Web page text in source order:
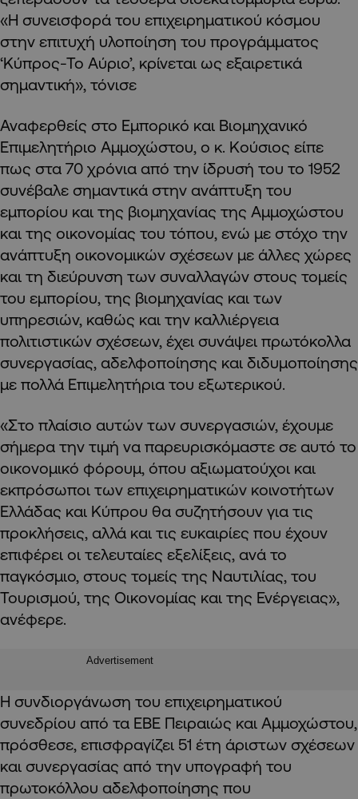
«Η συνεισφορά του επιχειρηματικού κόσμου
στην επιτυχή υλοποίηση του προγράμματος
‘Κύπρος-Το Αύριο’, κρίνεται ως εξαιρετικά
σημαντική», τόνισε
Αναφερθείς στο Εμπορικό και Βιομηχανικό
Επιμελητήριο Αμμοχώστου, ο κ. Κούσιος είπε
πως στα 70 χρόνια από την ίδρυσή του το 1952
συνέβαλε σημαντικά στην ανάπτυξη του
εμπορίου και της βιομηχανίας της Αμμοχώστου
και της οικονομίας του τόπου, ενώ με στόχο την
ανάπτυξη οικονομικών σχέσεων με άλλες χώρες
και τη διεύρυνση των συναλλαγών στους τομείς
του εμπορίου, της βιομηχανίας και των
υπηρεσιών, καθώς και την καλλιέργεια
πολιτιστικών σχέσεων, έχει συνάψει πρωτόκολλα
συνεργασίας, αδελφοποίησης και διδυμοποίησης
με πολλά Επιμελητήρια του εξωτερικού.
«Στο πλαίσιο αυτών των συνεργασιών, έχουμε
σήμερα την τιμή να παρευρισκόμαστε σε αυτό το
οικονομικό φόρουμ, όπου αξιωματούχοι και
εκπρόσωποι των επιχειρηματικών κοινοτήτων
Ελλάδας και Κύπρου θα συζητήσουν για τις
προκλήσεις, αλλά και τις ευκαιρίες που έχουν
επιφέρει οι τελευταίες εξελίξεις, ανά το
παγκόσμιο, στους τομείς της Ναυτιλίας, του
Τουρισμού, της Οικονομίας και της Ενέργειας»,
ανέφερε.
Advertisement
Η συνδιοργάνωση του επιχειρηματικού
συνεδρίου από τα ΕΒΕ Πειραιώς και Αμμοχώστου,
πρόσθεσε, επισφραγίζει 51 έτη άριστων σχέσεων
και συνεργασίας από την υπογραφή του
πρωτοκόλλου αδελφοποίησης που